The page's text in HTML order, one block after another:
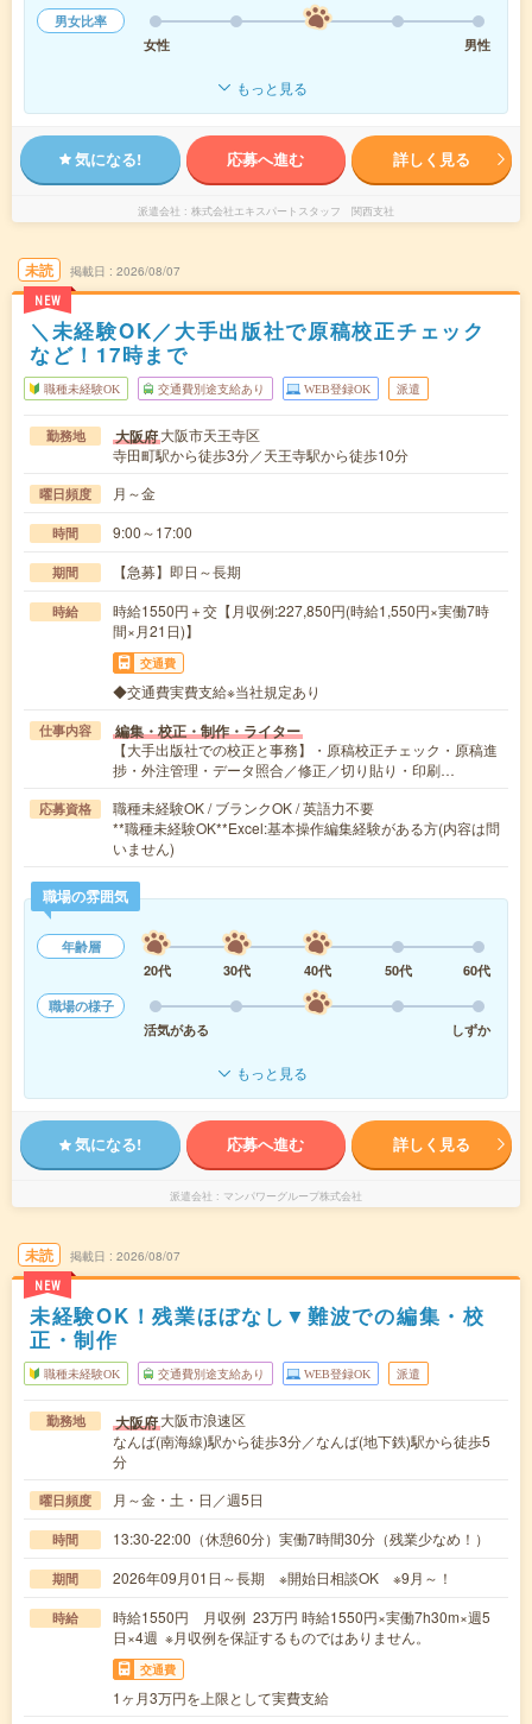
男女比率
女性
男性
もっと見る
気になる! 応募へ進む 詳しく見る
派遣会社 株式会社エキスパートスタッフ 関西支社
未読
NEW
掲載日 2026/08/07
＼未経験OK／大手出版社で原稿校正チェック
など！17時まで
職種未経験OK 交通費別途支給あり WEB登録OK 派遣
勤務地 大阪府大阪市天王寺区
寺田町駅から徒歩3分／天王寺駅から徒歩10分
曜日頻度 月～金
時間 9:00～17:00
期間 【急募】即日～長期
時給
時給1550円＋交【月収例:227,850円(時給1,550円×実働7時
間×月21日)】
交通費
◆交通費実費支給※当社規定あり
仕事内容 編集・校正・制作・ライター
【大手出版社での校正と事務】・原稿校正チェック・原稿進
捗・外注管理・データ照合／修正／切り貼り・印刷…
応募資格
職種未経験OK / ブランクOK / 英語力不要
**職種未経験OK**Excel:基本操作編集経験がある方(内容は問
いません)
職場の雰囲気
年齢層
20代
30代 40代 50代
60代
職場の様子
活気がある
しずか
もっと見る
気になる! 応募へ進む 詳しく見る
派遣会社 マンパワーグループ株式会社
未読
NEW
掲載日 2026/08/07
未経験OK！残業ほぼなし▼難波での編集・校
正・制作
職種未経験OK 交通費別途支給あり WEB登録OK 派遣
勤務地 大阪府大阪市浪速区
なんば(南海線)駅から徒歩3分／なんば(地下鉄)駅から徒歩5
分
曜日頻度 月～金・土・日／週5日
時間 13:30-22:00（休憩60分）実働7時間30分（残業少なめ！）
期間 2026年09月01日～長期 ※開始日相談OK ※9月～！
時給
時給1550円 月収例 23万円 時給1550円×実働7h30m×週5
日×4週 ※月収例を保証するものではありません。
交通費
1ヶ月3万円を上限として実費支給